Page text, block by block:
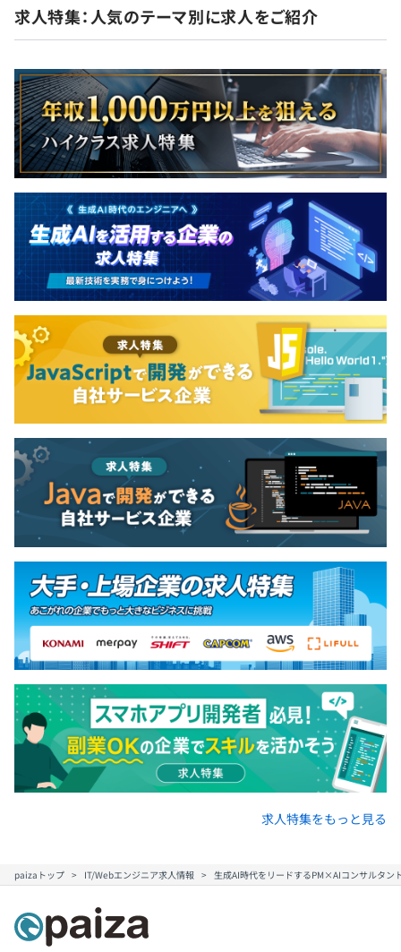
賞与：年1回
※業績に応じて支給（設立以来、毎年支給しています！）
昇給：年1回
※スキルチェックシートにもとづいて評価
社会保険完備（健康保険・厚生年金保険、雇用保険・労災
保険）
3カ月（試用期間中も給与等の待遇に違いはありません）
求人特集：人気のテーマ別に求人をご紹介
求人特集をもっと見る
paizaトップ IT/Webエンジニア求人情報 生成AI時代をリードするPM×AIコンサルタン